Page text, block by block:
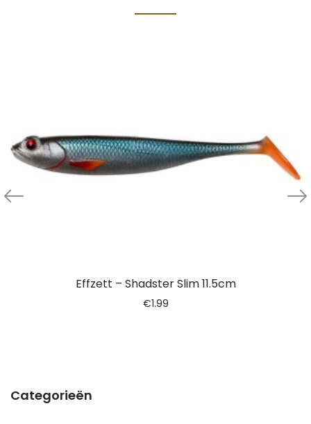
Effzett – Shadster Slim 11.5cm
€1.99
Categorieën